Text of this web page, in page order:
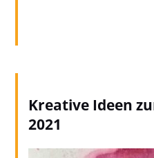
Kreative Ideen
2021